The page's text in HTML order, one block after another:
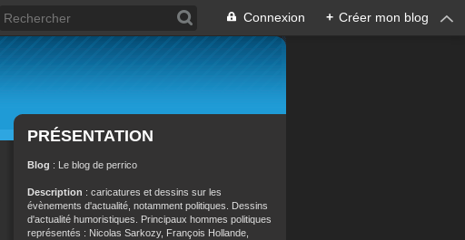
Connexion + Créer mon blog
PRÉSENTATION
Blog : Le blog de perrico
Description : caricatures et dessins sur les
évènements d'actualité, notamment politiques. Dessins
d'actualité humoristiques. Principaux hommes politiques
représentés : Nicolas Sarkozy, François Hollande,